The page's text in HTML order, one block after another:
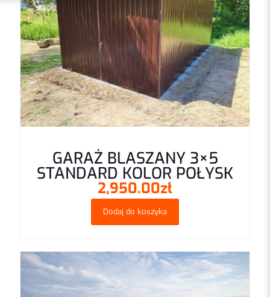
Zapamiętaj moje dane w tej przeglądarce podczas pisania
1 × 4 =
GARAŻ BLASZANY 3×5
STANDARD KOLOR POŁYSK
2,950.00zł
Dodaj do koszyka